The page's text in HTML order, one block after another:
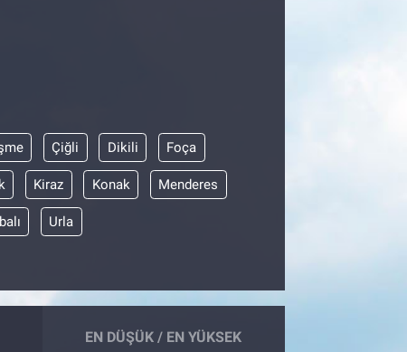
Çiğli Dikili Foça
Kiraz Konak Menderes
Urla
EN DÜŞÜK / EN YÜKSEK